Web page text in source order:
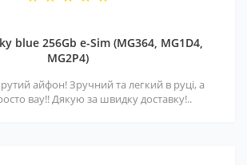
blue 256Gb e-Sim (MG364, MG1D4,
MG2P4)
айфон! Зручний та легкий в руці, а
вау!! Дякую за швидку доставку!..